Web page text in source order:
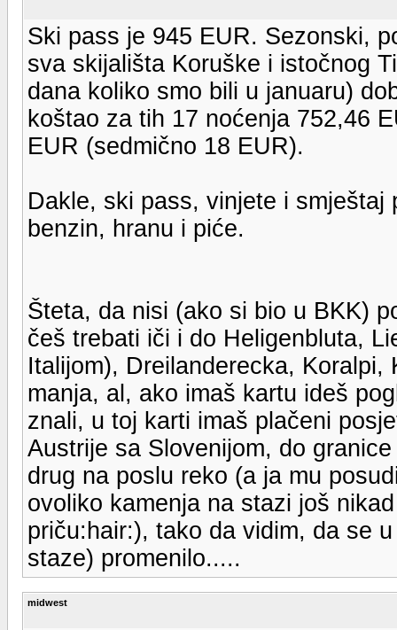
Ski pass je 945 EUR. Sezonski,
sva skijališta Koruške i istočnog
dana koliko smo bili u januaru)
koštao za tih 17 noćenja 752,46
EUR (sedmično 18 EUR).
Dakle, ski pass, vinjete i
benzin, hranu i piće.
Šteta, da nisi (ako si bio u BKK)
češ trebati iči i do Heligenbluta,
Italijom), Dreilanderecka,
manja, al, ako imaš kartu ideš
znali, u toj karti imaš plačeni
Austrije sa Slovenijom, do
drug na poslu reko (a ja mu
ovoliko kamenja na stazi još
priču:hair:), tako da vidim, da se
staze) promenilo.....
midwest